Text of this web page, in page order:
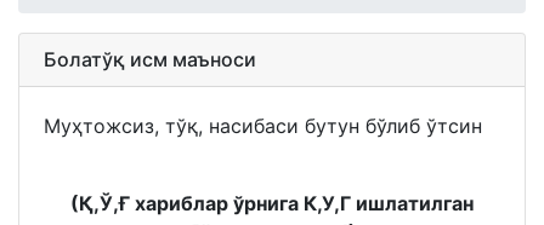
Болатўқ исм маъноси
Муҳтожсиз, тўқ, насибаси бутун бўлиб ўтсин
(Қ,Ў,Ғ хариблар ўрнига К,У,Г ишлатилган